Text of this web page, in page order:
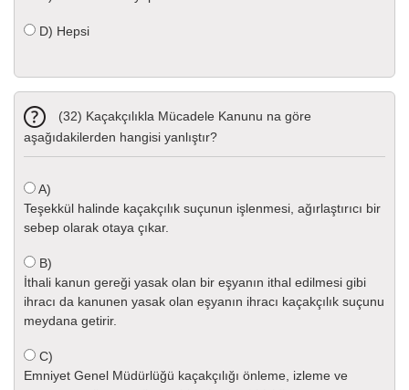
D) Hepsi
(32) Kaçakçılıkla Mücadele Kanunu na göre
aşağıdakilerden hangisi yanlıştır?
A)
Teşekkül halinde kaçakçılık suçunun işlenmesi, ağırlaştırıcı bir
sebep olarak otaya çıkar.
B)
İthali kanun gereği yasak olan bir eşyanın ithal edilmesi gibi
ihracı da kanunen yasak olan eşyanın ihracı kaçakçılık suçunu
meydana getirir.
C)
Emniyet Genel Müdürlüğü kaçakçılığı önleme, izleme ve